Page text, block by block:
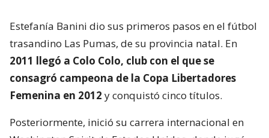
Estefanía Banini dio sus primeros pasos en el fútbol
trasandino Las Pumas, de su provincia natal. En
2011 llegó a Colo Colo, club con el que se
consagró campeona de la Copa Libertadores
Femenina en 2012 y conquistó cinco títulos.
Posteriormente, inició su carrera internacional en